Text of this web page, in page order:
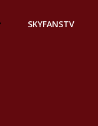
SKYFANSTV